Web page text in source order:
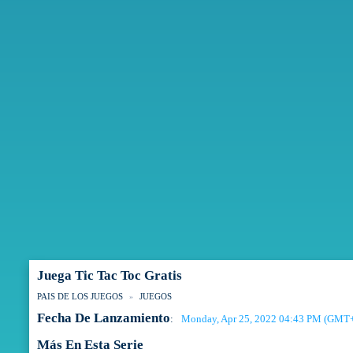
Juega Tic Tac Toc Gratis
PAIS DE LOS JUEGOS JUEGOS
Fecha De Lanzamiento: Monday, Apr 25, 2022 04:43 PM
Más En Esta Serie